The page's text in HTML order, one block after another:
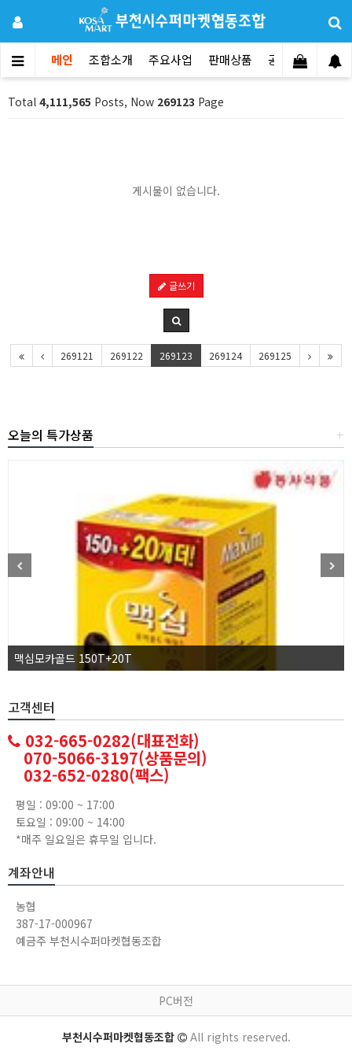
메인 조합소개 주요사업 판매상품 공지사항 문
Total 4,111,565 Posts, Now 269123 Page
게시물이 없습니다.
글쓰기
269121 269122 269123 269124 269125
+
오늘의 특가상품
맥심모카골드 150T+20T
고객센터
032-665-0282(대표전화)
070-5066-3197(상품문의)
032-652-0280(팩스)
평일 : 09:00 ~ 17:00
토요일 : 09:00 ~ 14:00
*매주 일요일은 휴무일 입니다.
계좌안내
농협
387-17-000967
예금주 부천시수퍼마켓협동조합
PC버전
부천시수퍼마켓협동조합 All rights reserved.